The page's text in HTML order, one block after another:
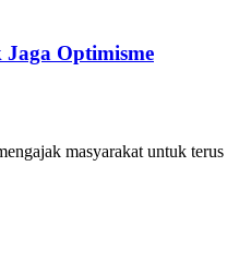
Optimisme
masyarakat untuk terus